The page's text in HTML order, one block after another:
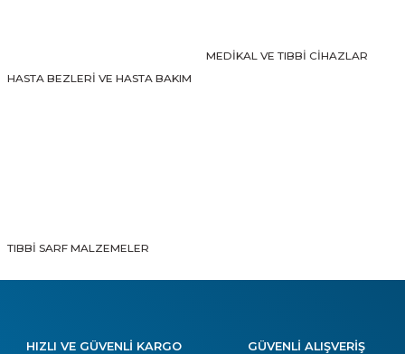
HASTA BEZLERİ VE HASTA BAKIM
MEDİKAL VE TIBBİ CİHAZLAR
TIBBİ SARF MALZEMELER
HIZLI VE GÜVENLİ KARGO
GÜVENLİ ALIŞVERİŞ